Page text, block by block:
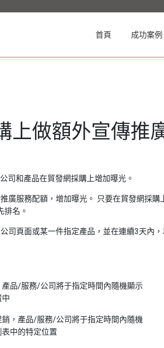
首頁 (current)成功案例
上做額外宣傳推
司和產品在貿發網採購上增加曝光。
廣服務配額，增加曝光。 只要在貿發網採購
排名。
司頁面或某一件指定產品，並在連續3天內
品/服務/公司將于指定時間內隨機顯示
，產品/服務/公司將于指定時間內隨機
中的特定位置